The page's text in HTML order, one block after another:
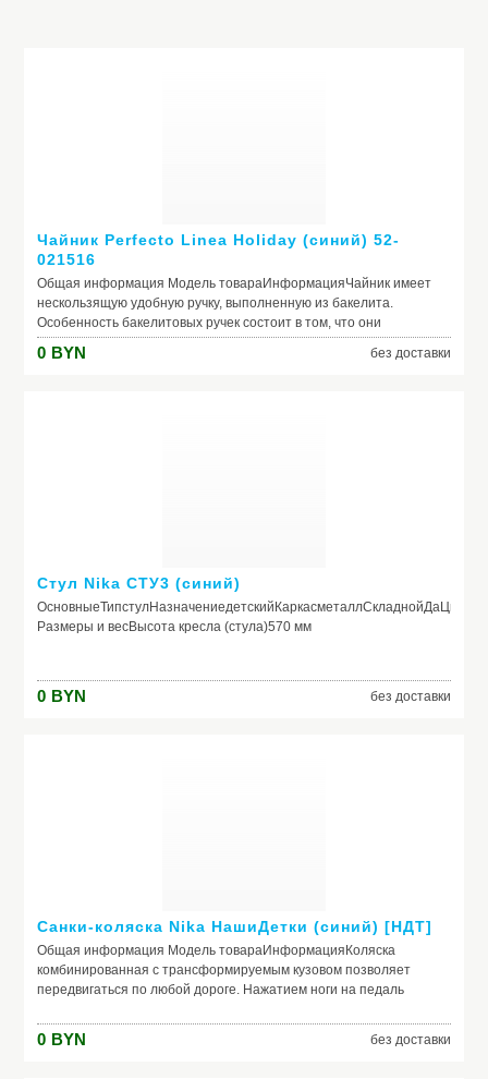
Чайник Perfecto Linea Holiday (синий) 52-
021516
Общая информация Модель товараИнформацияЧайник имеет
нескользящую удобную ручку, выполненную из бакелита.
Особенность бакелитовых ручек состоит в том, что они
практически не нагреваются даже при длительном нагреве.
Клапан свистка, также покрытый бакелитом, защитит руки при
0 BYN без доставки
Стул Nika СТУ3 (синий)
Размеры и весВысота кресла (стула)570 мм
0 BYN без доставки
Санки-коляска Nika НашиДетки (синий) [НДТ]
Общая информация Модель товараИнформацияКоляска
комбинированная с трансформируемым кузовом позволяет
передвигаться по любой дороге. Нажатием ноги на педаль
по гладкому полу. Еще одно нажатие — коляска
трансформируется в санки и снова скользить по снегу.- плоские
0 BYN без доставки